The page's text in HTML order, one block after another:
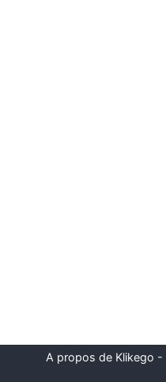
A propos de Klikego -